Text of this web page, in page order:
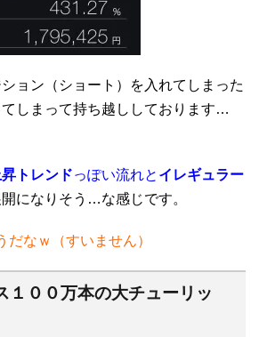
ョン（ショート）を入れてしまった
しまって持ち越ししております…
トレンドっぽい流れと イレギュラー
になりそう…な感じです。
だなｗ（すいません）
１００万本の大チューリッ